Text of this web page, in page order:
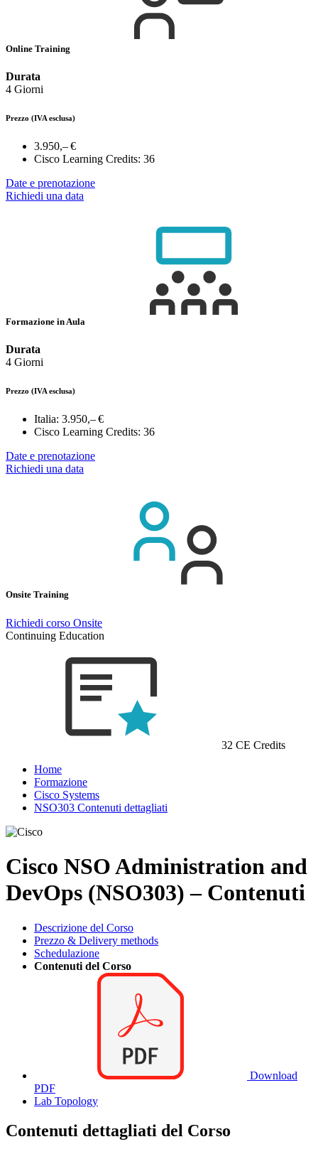
Online Training
Durata
4 Giorni
Prezzo (IVA esclusa)
3.950,– €
Cisco Learning Credits: 36
Date e prenotazione
Richiedi una data
Formazione in Aula
Durata
4 Giorni
Prezzo (IVA esclusa)
Italia: 3.950,– €
Cisco Learning Credits: 36
Date e prenotazione
Richiedi una data
Onsite Training
Richiedi corso Onsite
Continuing Education
32 CE Credits
Home
Formazione
Cisco Systems
NSO303 Contenuti dettagliati
Cisco NSO Administration and
DevOps (NSO303) – Contenuti
Descrizione del Corso
Prezzo & Delivery methods
Schedulazione
Contenuti del Corso
Download
PDF
Lab Topology
Contenuti dettagliati del Corso